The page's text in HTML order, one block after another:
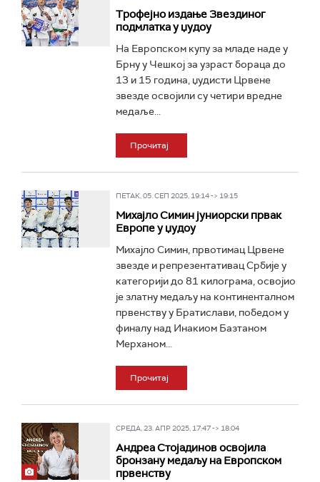
Трофејно издање Звездиног
подмлатка у џудоу
На Европском купу за младе наде у
Брну у Чешкој за узраст бораца до
13 и 15 година, џудисти Црвене
звезде освојили су четири вредне
медаље...
Прочитај
ПЕТАК, 05. СЕП 2025, 19:14 -> 19:15
Михајло Симин јуниорски првак
Европе у џудоу
Михајло Симин, првотимац Црвене
звезде и репрезентативац Србије у
категорији до 81 килограма, освојио
је златну медаљу на континенталном
првенству у Братислави, победом у
финалу над Инакиом Базтаном
Мерханом...
Прочитај
СРЕДА, 23. АПР 2025, 17:47 -> 18:04
Андреа Стојадинов освојила
бронзану медаљу на Европском
првенству